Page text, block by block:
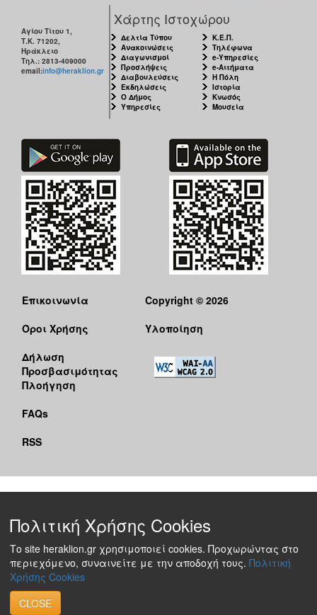
Αγίου Τίτου 1,
Τ.Κ. 71202,
Ηράκλειο
Τηλ.: 2813-409000
email:info@heraklion.gr
Χάρτης Ιστοχώρου
Δελτία Τύπου
Ανακοινώσεις
Διαγωνισμοί
Προσλήψεις
Διαβουλεύσεις
Εκδηλώσεις
Ο Δήμος
Υπηρεσίες
Κ.Ε.Π.
Τηλέφωνα
e-Υπηρεσίες
e-Αιτήματα
Η Πόλη
Ιστορία
Κνωσός
Μουσεία
Επικοινωνία
Όροι Χρήσης
Δήλωση
Προσβασιμότητας
Πλοήγηση
FAQs
RSS
Copyright © 2026
Υλοποίηση
Πολιτική Χρήσης Cookies
Το site heraklion.gr χρησιμοποιεί cookies. Προχωρώντας στο
περιεχόμενο, συναινείτε με την αποδοχή τους. Πολιτική
Χρήσης Cookies
CLOSE